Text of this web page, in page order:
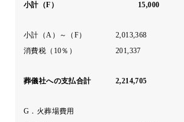
小計（F）
15,000
小計（A）～（F）
2,013,368
消費税（10％）
201,337
葬儀社への支払合計 2,214,705
G．火葬場費用